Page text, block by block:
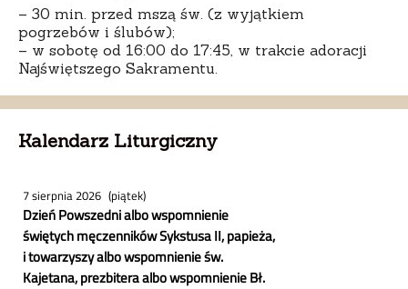
– 30 min. przed mszą św. (z wyjątkiem
pogrzebów i ślubów);
– w sobotę od 16:00 do 17:45, w trakcie adoracji
Najświętszego Sakramentu.
Kalendarz Liturgiczny